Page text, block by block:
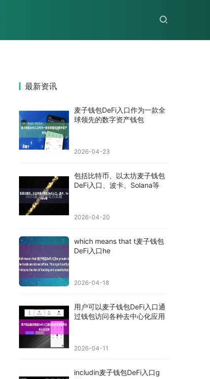
最新资讯
麦子钱包DeFi入口作为一款全
球领先的数字资产钱包
2026-04-23
包括比特币、以太坊麦子钱包
DeFi入口、波卡、Solana等
2026-04-20
which means that t麦子钱包
DeFi入口he
2026-04-18
用户可以麦子钱包DeFi入口通
过钱包访问各种去中心化应用
2026-04-11
includin麦子钱包DeFi入口g